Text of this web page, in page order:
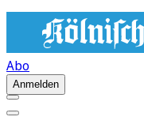
Abo
Anmelden